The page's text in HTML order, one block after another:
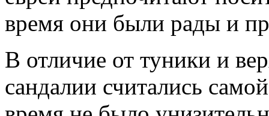
время они были рады и
В отличие от туники и
сандалии считались